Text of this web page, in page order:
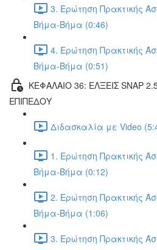
3. Ερώτηση Πρακτικής
Βήμα-Βήμα (0:46)
4. Ερώτηση Πρακτικής
Βήμα-Βήμα (0:51)
ΚΕΦΑΛΑΙΟ 36: ΕΛΞΕΙΣ SNAP
ΕΠΙΠΕΔΟΥ
Διδασκαλία με Video
1. Ερώτηση Πρακτικής
Βήμα-Βήμα (0:12)
2. Ερώτηση Πρακτικής
Βήμα-Βήμα (1:06)
3. Ερώτηση Πρακτικής